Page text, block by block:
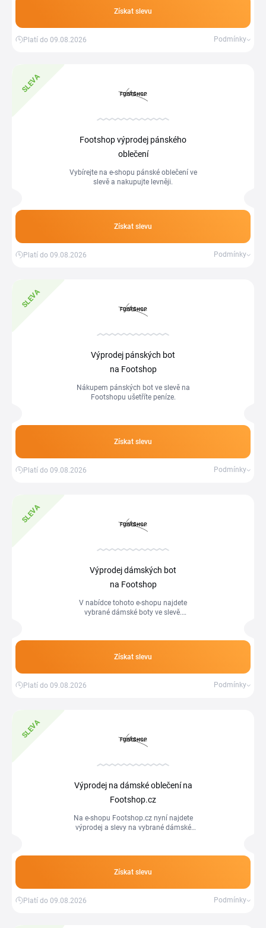
Získat slevu
Platí do 09.08.2026 Podmínky
SLEVA
Footshop výprodej pánského
oblečení
Vybírejte na e-shopu pánské oblečení ve
slevě a nakupujte levněji.
Získat slevu
Platí do 09.08.2026 Podmínky
SLEVA
Výprodej pánských bot
na Footshop
Nákupem pánských bot ve slevě na
Footshopu ušetříte peníze.
Získat slevu
Platí do 09.08.2026 Podmínky
SLEVA
Výprodej dámských bot
na Footshop
V nabídce tohoto e-shopu najdete
vybrané dámské boty ve slevě.
kupony.
Získat slevu
Platí do 09.08.2026 Podmínky
SLEVA
Výprodej na dámské oblečení na
Footshop.cz
Na e-shopu Footshop.cz nyní najdete
výprodej a slevy na vybrané dámské
Získat slevu
Platí do 09.08.2026 Podmínky